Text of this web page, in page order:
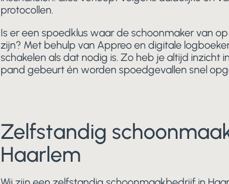
protocollen.
Is er een spoedklus waar de schoonmaker van
zijn? Met behulp van Appreo en digitale
schakelen als dat nodig is. Zo heb je altijd inzicht
pand gebeurt én worden spoedgevallen snel
Zelfstandig
Haarlem